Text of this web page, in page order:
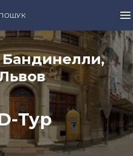
Тур